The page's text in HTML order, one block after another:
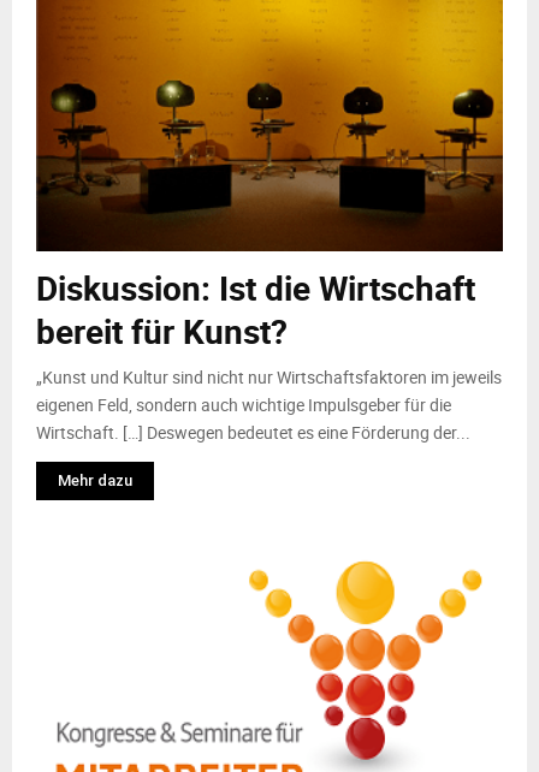
Diskussion: Ist die Wirtschaft
bereit für Kunst?
„Kunst und Kultur sind nicht nur Wirtschaftsfaktoren im jeweils
eigenen Feld, sondern auch wichtige Impulsgeber für die
Wirtschaft. […] Deswegen bedeutet es eine Förderung der...
Mehr dazu